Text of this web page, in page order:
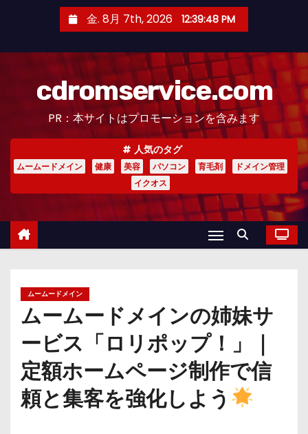
金. 8月 7th, 2026 12:39:49 PM
cdromservice.com
PR：本サイトはプロモーションを含みます
人気のタグ
ムームードメイン 健康 美容 パソコン 育毛剤
ドメイン管理
イクオス
ムームードメイン
ムームードメインの姉妹サ
ービス「ロリポップ！」｜
定額ホームページ制作で信
頼と集客を強化しよう